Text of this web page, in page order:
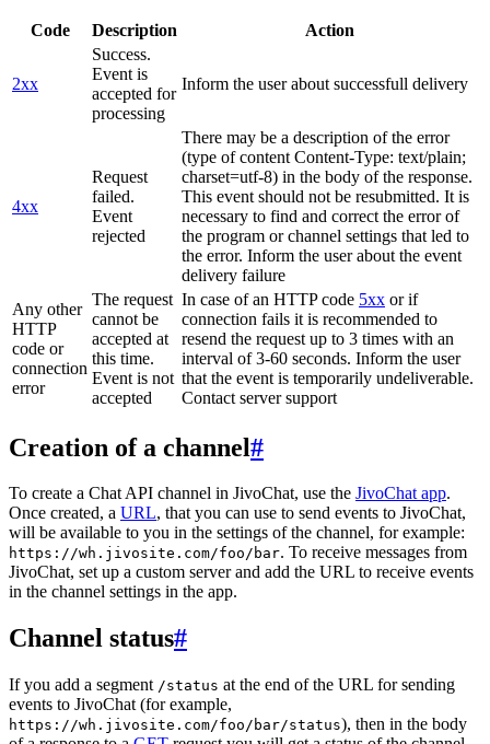
Code Description Action
2xx
Success.
Event is
accepted for
processing
Inform the user about successfull delivery
4xx
Request
failed.
Event
rejected
There may be a description of the error
(type of content Content-Type: text/plain;
charset=utf-8) in the body of the response.
This event should not be resubmitted. It is
necessary to find and correct the error of
the program or channel settings that led to
the error. Inform the user about the event
delivery failure
Any other
HTTP
code or
connection
error
The request
cannot be
accepted at
this time.
Event is not
accepted
In case of an HTTP code 5xx or if
connection fails it is recommended to
resend the request up to 3 times with an
interval of 3-60 seconds. Inform the user
that the event is temporarily undeliverable.
Contact server support
Creation of a channel#
To create a Chat API channel in JivoChat, use the JivoChat app.
Once created, a URL, that you can use to send events to JivoChat,
will be available to you in the settings of the channel, for example:
https://wh.jivosite.com/foo/bar. To receive messages from
JivoChat, set up a custom server and add the URL to receive events
in the channel settings in the app.
Channel status#
If you add a segment /status at the end of the URL for sending
events to JivoChat (for example,
https://wh.jivosite.com/foo/bar/status), then in the body